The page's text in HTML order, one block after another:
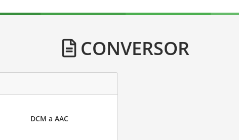
CONVERSOR
DCM a AAC